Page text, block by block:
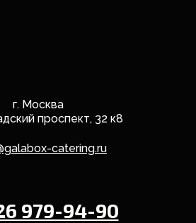
catering.ru
г. Москва
проспект, 32 к8
979-94-90